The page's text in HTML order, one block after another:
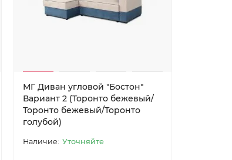
МГ Диван угловой "Бостон"
Вариант 2 (Торонто бежевый/
Торонто бежевый/Торонто
голубой)
Уточняйте